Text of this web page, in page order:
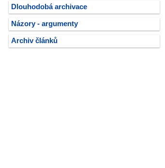
Dlouhodobá archivace
Názory - argumenty
Archiv článků